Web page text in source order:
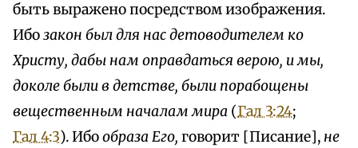
быть выражено посредством изображения.
Ибозакон был для нас детоводителем ко
Христу, дабы нам оправдаться верою, и мы,
доколе были в детстве, были порабощены
вещественным началам мира (Гал 3:24;
Гал 4:3). Ибообраза Его, говорит [Писание], не